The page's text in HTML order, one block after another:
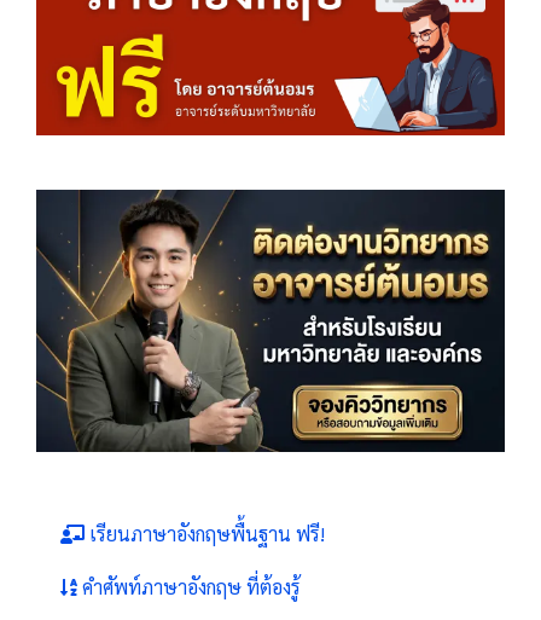
เรียนภาษาอังกฤษพื้นฐาน ฟรี!
คำศัพท์ภาษาอังกฤษ ที่ต้องรู้